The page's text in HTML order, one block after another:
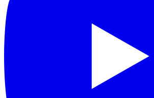
подходящим для железнодорожной
общественного транспорта,
других проектов с повышенными
безопасности.
Испытанная продукция
Ceramic Pro Strong
Отрасли